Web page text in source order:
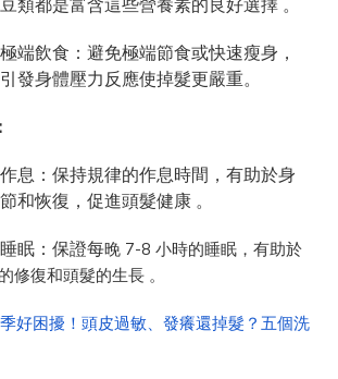
端飲食：避免極端節食或快速瘦身，
發身體壓力反應使掉髮更嚴重。
息：保持規律的作息時間，有助於身
和恢復，促進頭髮健康 。
眠：保證每晚 7-8 小時的睡眠，有助於
修復和頭髮的生長 。
好困擾！頭皮過敏、發癢還掉髮？五個洗